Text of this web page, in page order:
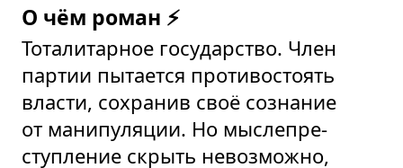
О чём роман ⚡
Тоталитарное государство. Член
партии пытается противостоять
власти, сохранив своё сознание
от манипуляции. Но мыслепре­
ступление скрыть невозможно,